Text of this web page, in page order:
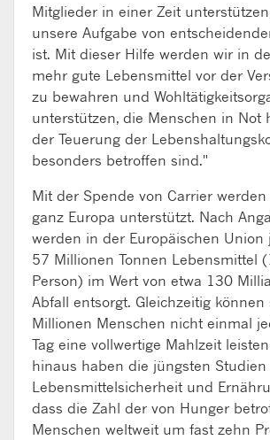
Mitglieder in einer Zeit
unsere Aufgabe von
ist. Mit dieser Hilfe werden wir in
mehr gute Lebensmittel vor der
zu bewahren und
unterstützen, die Menschen in Not
der Teuerung der
besonders betroffen sind."
Mit der Spende von Carrier
ganz Europa unterstützt. Nach
werden in der Europäischen Union
57 Millionen Tonnen Lebensmittel
Person) im Wert von etwa 130
Abfall entsorgt. Gleichzeitig können
Millionen Menschen nicht einmal
Tag eine vollwertige Mahlzeit
hinaus haben die jüngsten
Lebensmittelsicherheit und
dass die Zahl der von Hunger
Menschen weltweit um fast zehn